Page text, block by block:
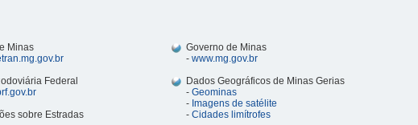
Minas
Federal
sobre Estradas
Governo de Minas
- www.mg.gov.br
Dados Geográficos de Minas Gerias
- Geominas
- Imagens de satélite
- Cidades limítrofes